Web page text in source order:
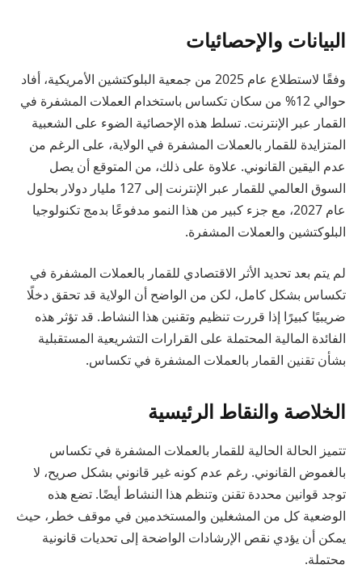
البيانات والإحصائيات
وفقًا لاستطلاع عام 2025 من جمعية البلوكتشين الأمريكية، أفاد
حوالي 12% من سكان تكساس باستخدام العملات المشفرة في
القمار عبر الإنترنت. تسلط هذه الإحصائية الضوء على الشعبية
المتزايدة للقمار بالعملات المشفرة في الولاية، على الرغم من
عدم اليقين القانوني. علاوة على ذلك، من المتوقع أن يصل
السوق العالمي للقمار عبر الإنترنت إلى 127 مليار دولار بحلول
عام 2027، مع جزء كبير من هذا النمو مدفوعًا بدمج تكنولوجيا
البلوكتشين والعملات المشفرة.
لم يتم بعد تحديد الأثر الاقتصادي للقمار بالعملات المشفرة في
تكساس بشكل كامل، لكن من الواضح أن الولاية قد تحقق دخلًا
ضريبيًا كبيرًا إذا قررت تنظيم وتقنين هذا النشاط. قد تؤثر هذه
الفائدة المالية المحتملة على القرارات التشريعية المستقبلية
بشأن تقنين القمار بالعملات المشفرة في تكساس.
الخلاصة والنقاط الرئيسية
تتميز الحالة الحالية للقمار بالعملات المشفرة في تكساس
بالغموض القانوني. رغم عدم كونه غير قانوني بشكل صريح، لا
توجد قوانين محددة تقنن وتنظم هذا النشاط أيضًا. تضع هذه
الوضعية كل من المشغلين والمستخدمين في موقف خطر، حيث
يمكن أن يؤدي نقص الإرشادات الواضحة إلى تحديات قانونية
محتملة.